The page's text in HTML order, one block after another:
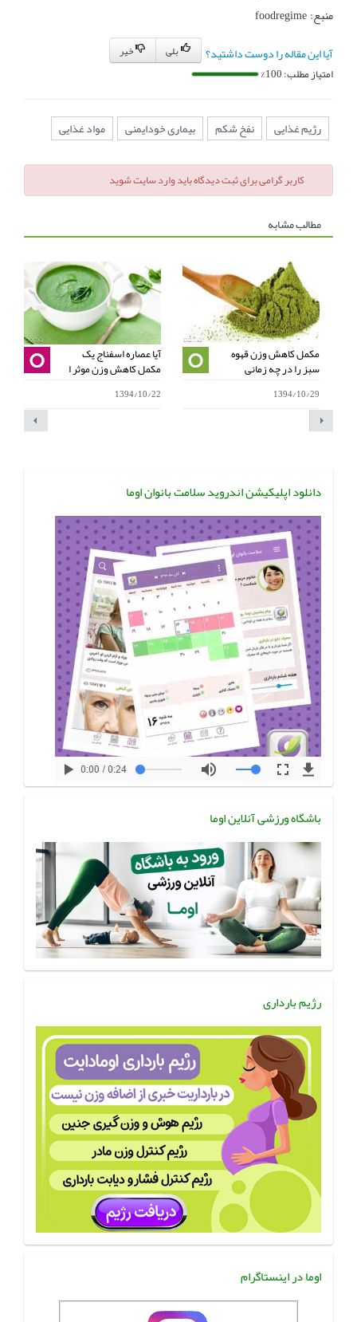
منبع: foodregime
آیا این مقاله را دوست داشتید؟
امتیاز مطلب: 100%
رژیم غذایی نفخ شکم بیماری خودایمنی مواد غذایی
کاربر گرامی برای ثبت دیدگاه باید وارد سایت شوید
مطالب مشابه
آیا عصاره اسفناج یک
مکمل کاهش وزن موثر ا
1394/10/22
مکمل کاهش وزن قهوه
سبز را در چه زمانی
1394/10/29
دانلود اپلیکیشن اندروید سلامت بانوان اوما
باشگاه ورزشی آنلاین اوما
رژیم بارداری
اوما در اینستاگرام